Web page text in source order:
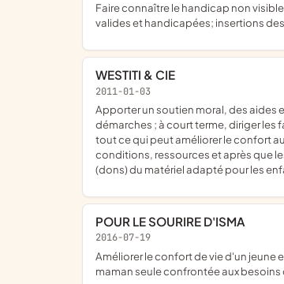
faire connaître le handicap non visible, lutter contre les descriminations liées au handicap; assister les handicapés dans leur démarches; soutient et solidarités entre personnes
valides et handicapées; insertions
WESTITI & CIE
2011-01-03
apporter un soutien moral, des aides et conseils dans l'organisation quotidienne ainsi qu'une aide financières aux familles d'enfants handicapés (mineurs) et les aider dans leurs
démarches ; à court terme, diriger
tout ce qui peut améliorer le confort
conditions, ressources et après que
(dons) du matériel adapté pour les
POUR LE SOURIRE D'ISMA
2016-07-19
améliorer le confort de vie d'un jeune enfant en situation d'handicap ; accompagner les réponses aux besoins matériels qui évoluent à mesure que l'enfant grandit ; soutenir une
maman seule confrontée aux